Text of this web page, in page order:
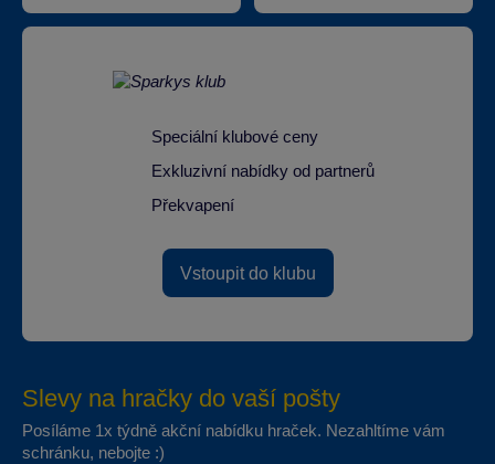
Speciální klubové ceny
Exkluzivní nabídky od partnerů
Překvapení
Vstoupit do klubu
Slevy na hračky do vaší pošty
Posíláme 1x týdně akční nabídku hraček. Nezahltíme vám
schránku, nebojte :)